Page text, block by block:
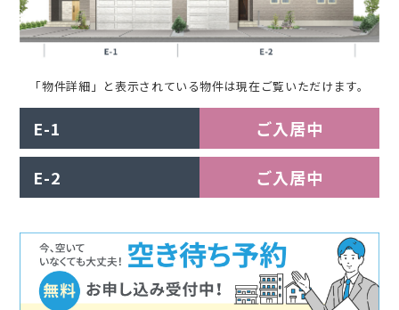
「物件詳細」と表示されている物件は現在ご覧いただけます。
E-1 ご入居中
E-2 ご入居中